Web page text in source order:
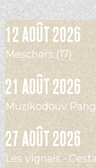
12 AOÛT 2026
Meschers (17)
21 AOÛT 2026
Muzikodouv
27 AOÛT 2026
Les vignals -